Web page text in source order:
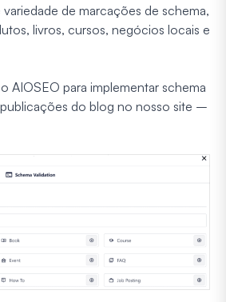
de marcações de schema,
livros, cursos, negócios locais e
AIOSEO para implementar schema
do blog no nosso site –